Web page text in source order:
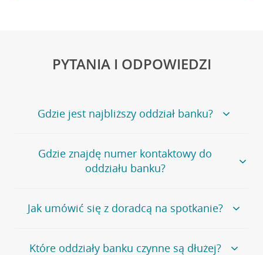
PYTANIA I ODPOWIEDZI
Gdzie jest najbliższy oddział banku?
Jeśli szukasz oddziału naszego banku, zapraszamy na
stronęPlacówki i bankomaty, na której znajduje się
wygodna wyszukiwarka.
oddziałów
Gdzie znajdę numer kontaktowy do
oddziału banku?
Bank Credit Agricole nie udostępnia ogólnego numeru
telefonu do placówki bankowej.
umówienia się z doradcą w placówce bankowej .
Jak umówić się z doradcą na spotkanie?
Jeśli jesteś już naszym
Które oddziały banku czynne są dłużej?